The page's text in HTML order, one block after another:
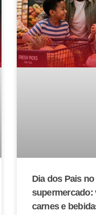
Dia dos Pais no
supermercado:
carnes e